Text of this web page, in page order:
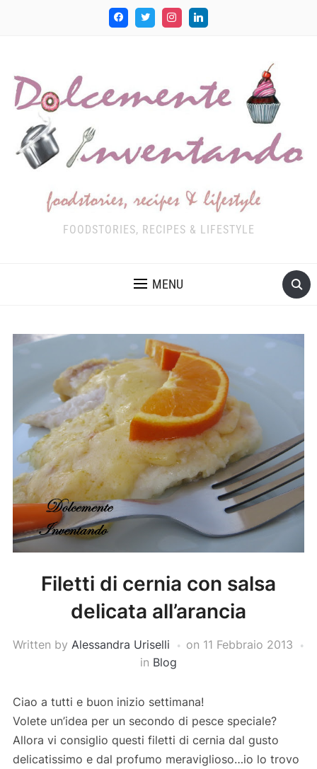
FOODSTORIES, RECIPES & LIFESTYLE
MENU
Filetti di cernia con salsa
delicata all’arancia
Written by Alessandra Uriselli on 11 Febbraio 2013
in Blog
Ciao a tutti e buon inizio settimana!
Volete un’idea per un secondo di pesce speciale?
Allora vi consiglio questi filetti di cernia dal gusto
delicatissimo e dal profumo meraviglioso…io lo trovo